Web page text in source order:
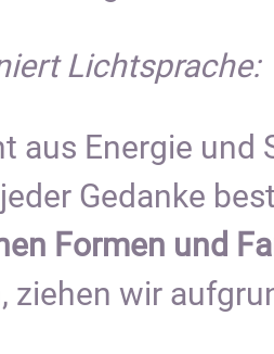
Lichtsprache:
aus Energie und
Gedanke
Formen und
ziehen wir